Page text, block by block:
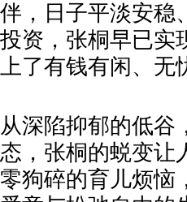
伴，日子平淡安稳
投资，张桐早已实
上了有钱有闲、无
从深陷抑郁的低谷
态，张桐的蜕变让
零狗碎的育儿烦恼